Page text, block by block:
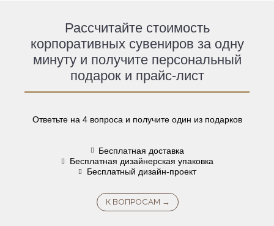
Рассчитайте стоимость
корпоративных сувениров за одну
минуту и получите персональный
подарок и прайс-лист
Ответьте на 4 вопроса и получите один из подарков
Бесплатная доставка
Бесплатная дизайнерская упаковка
Бесплатный дизайн-проект